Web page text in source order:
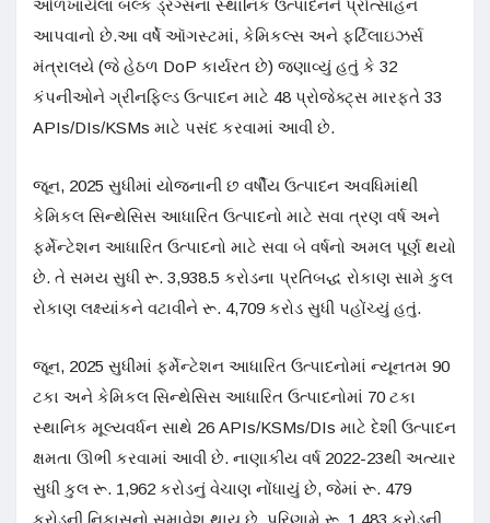
ઓળખાયેલા બલ્ક ડ્રગ્સના સ્થાનિક ઉત્પાદનને પ્રોત્સાહન
આપવાનો છે.આ વર્ષે ઑગસ્ટમાં, કેમિકલ્સ અને ફર્ટિલાઇઝર્સ
મંત્રાલયે (જે હેઠળ DoP કાર્યરત છે) જણાવ્યું હતું કે 32
કંપનીઓને ગ્રીનફિલ્ડ ઉત્પાદન માટે 48 પ્રોજેક્ટ્સ મારફતે 33
APIs/DIs/KSMs માટે પસંદ કરવામાં આવી છે.
જૂન, 2025 સુધીમાં યોજનાની છ વર્ષીય ઉત્પાદન અવધિમાંથી
કેમિકલ સિન્થેસિસ આધારિત ઉત્પાદનો માટે સવા ત્રણ વર્ષ અને
ફર્મેન્ટેશન આધારિત ઉત્પાદનો માટે સવા બે વર્ષનો અમલ પૂર્ણ થયો
છે. તે સમય સુધી રૂ. 3,938.5 કરોડના પ્રતિબદ્ધ રોકાણ સામે કુલ
રોકાણ લક્ષ્યાંકને વટાવીને રૂ. 4,709 કરોડ સુધી પહોંચ્યું હતું.
જૂન, 2025 સુધીમાં ફર્મેન્ટેશન આધારિત ઉત્પાદનોમાં ન્યૂનતમ 90
ટકા અને કેમિકલ સિન્થેસિસ આધારિત ઉત્પાદનોમાં 70 ટકા
સ્થાનિક મૂલ્યવર્ધન સાથે 26 APIs/KSMs/DIs માટે દેશી ઉત્પાદન
ક્ષમતા ઊભી કરવામાં આવી છે. નાણાકીય વર્ષ 2022-23થી અત્યાર
સુધી કુલ રૂ. 1,962 કરોડનું વેચાણ નોંધાયું છે, જેમાં રૂ. 479